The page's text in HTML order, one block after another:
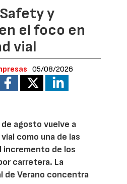
y
el foco en
vial
05/08/2026
agosto vuelve a
como una de las
incremento de los
carretera. La
de Verano concentra